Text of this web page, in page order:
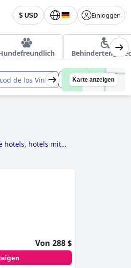
$ USD Einloggen
de los Vinos San Miguel de
Karte anzeigen
hotels, hotels mit
Von 288 $